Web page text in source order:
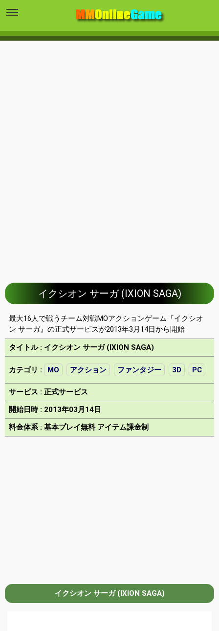
イクシオン サーガ (IXION SAGA)
最大16人で戦うチーム対戦MOアクションゲーム『イクシオ
ン サーガ』の正式サービスが2013年3月14日から開始
タイトル : イクシオン サーガ (IXION SAGA)
カテゴリ : MO アクション ファンタジー 3D PC
サービス : 正式サービス
開始日時 : 2013年03月14日
料金体系 : 基本プレイ無料 アイテム課金制
イクシオン サーガ (IXION SAGA)